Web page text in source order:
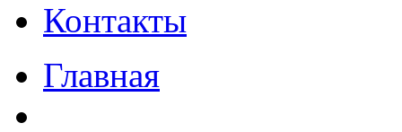
Контакты
Главная